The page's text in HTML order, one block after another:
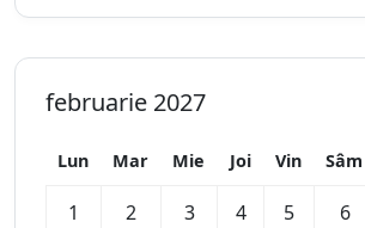
februarie 2027
Lun Mar Mie Joi Vin Sâm
1 2 3 4 5 6